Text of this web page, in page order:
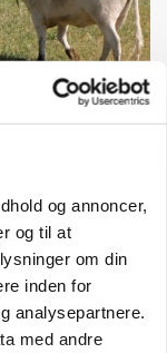
og annoncer,
og til at
om din
inden for
analysepartnere.
med andre
største